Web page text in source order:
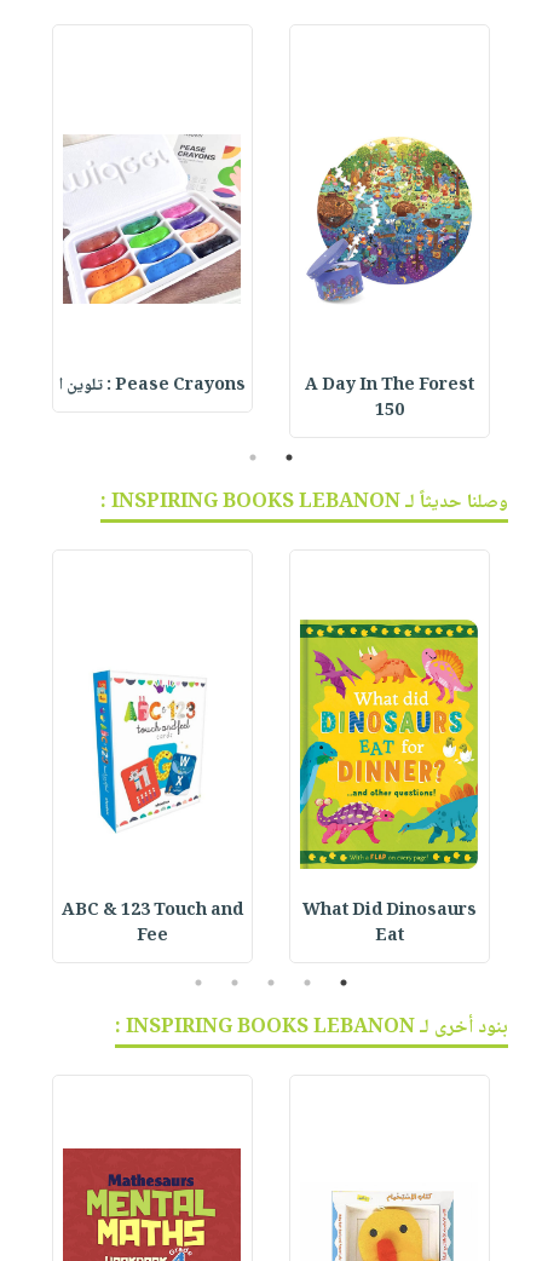
A Day In The Forest
150
Pease Crayons : تلوين ا
1
2
وصلنا حديثاً لـ INSPIRING BOOKS LEBANON :
What Did Dinosaurs
Eat
ABC & 123 Touch and
Fee
1
2
3
4
5
بنود أخرى لـ INSPIRING BOOKS LEBANON :